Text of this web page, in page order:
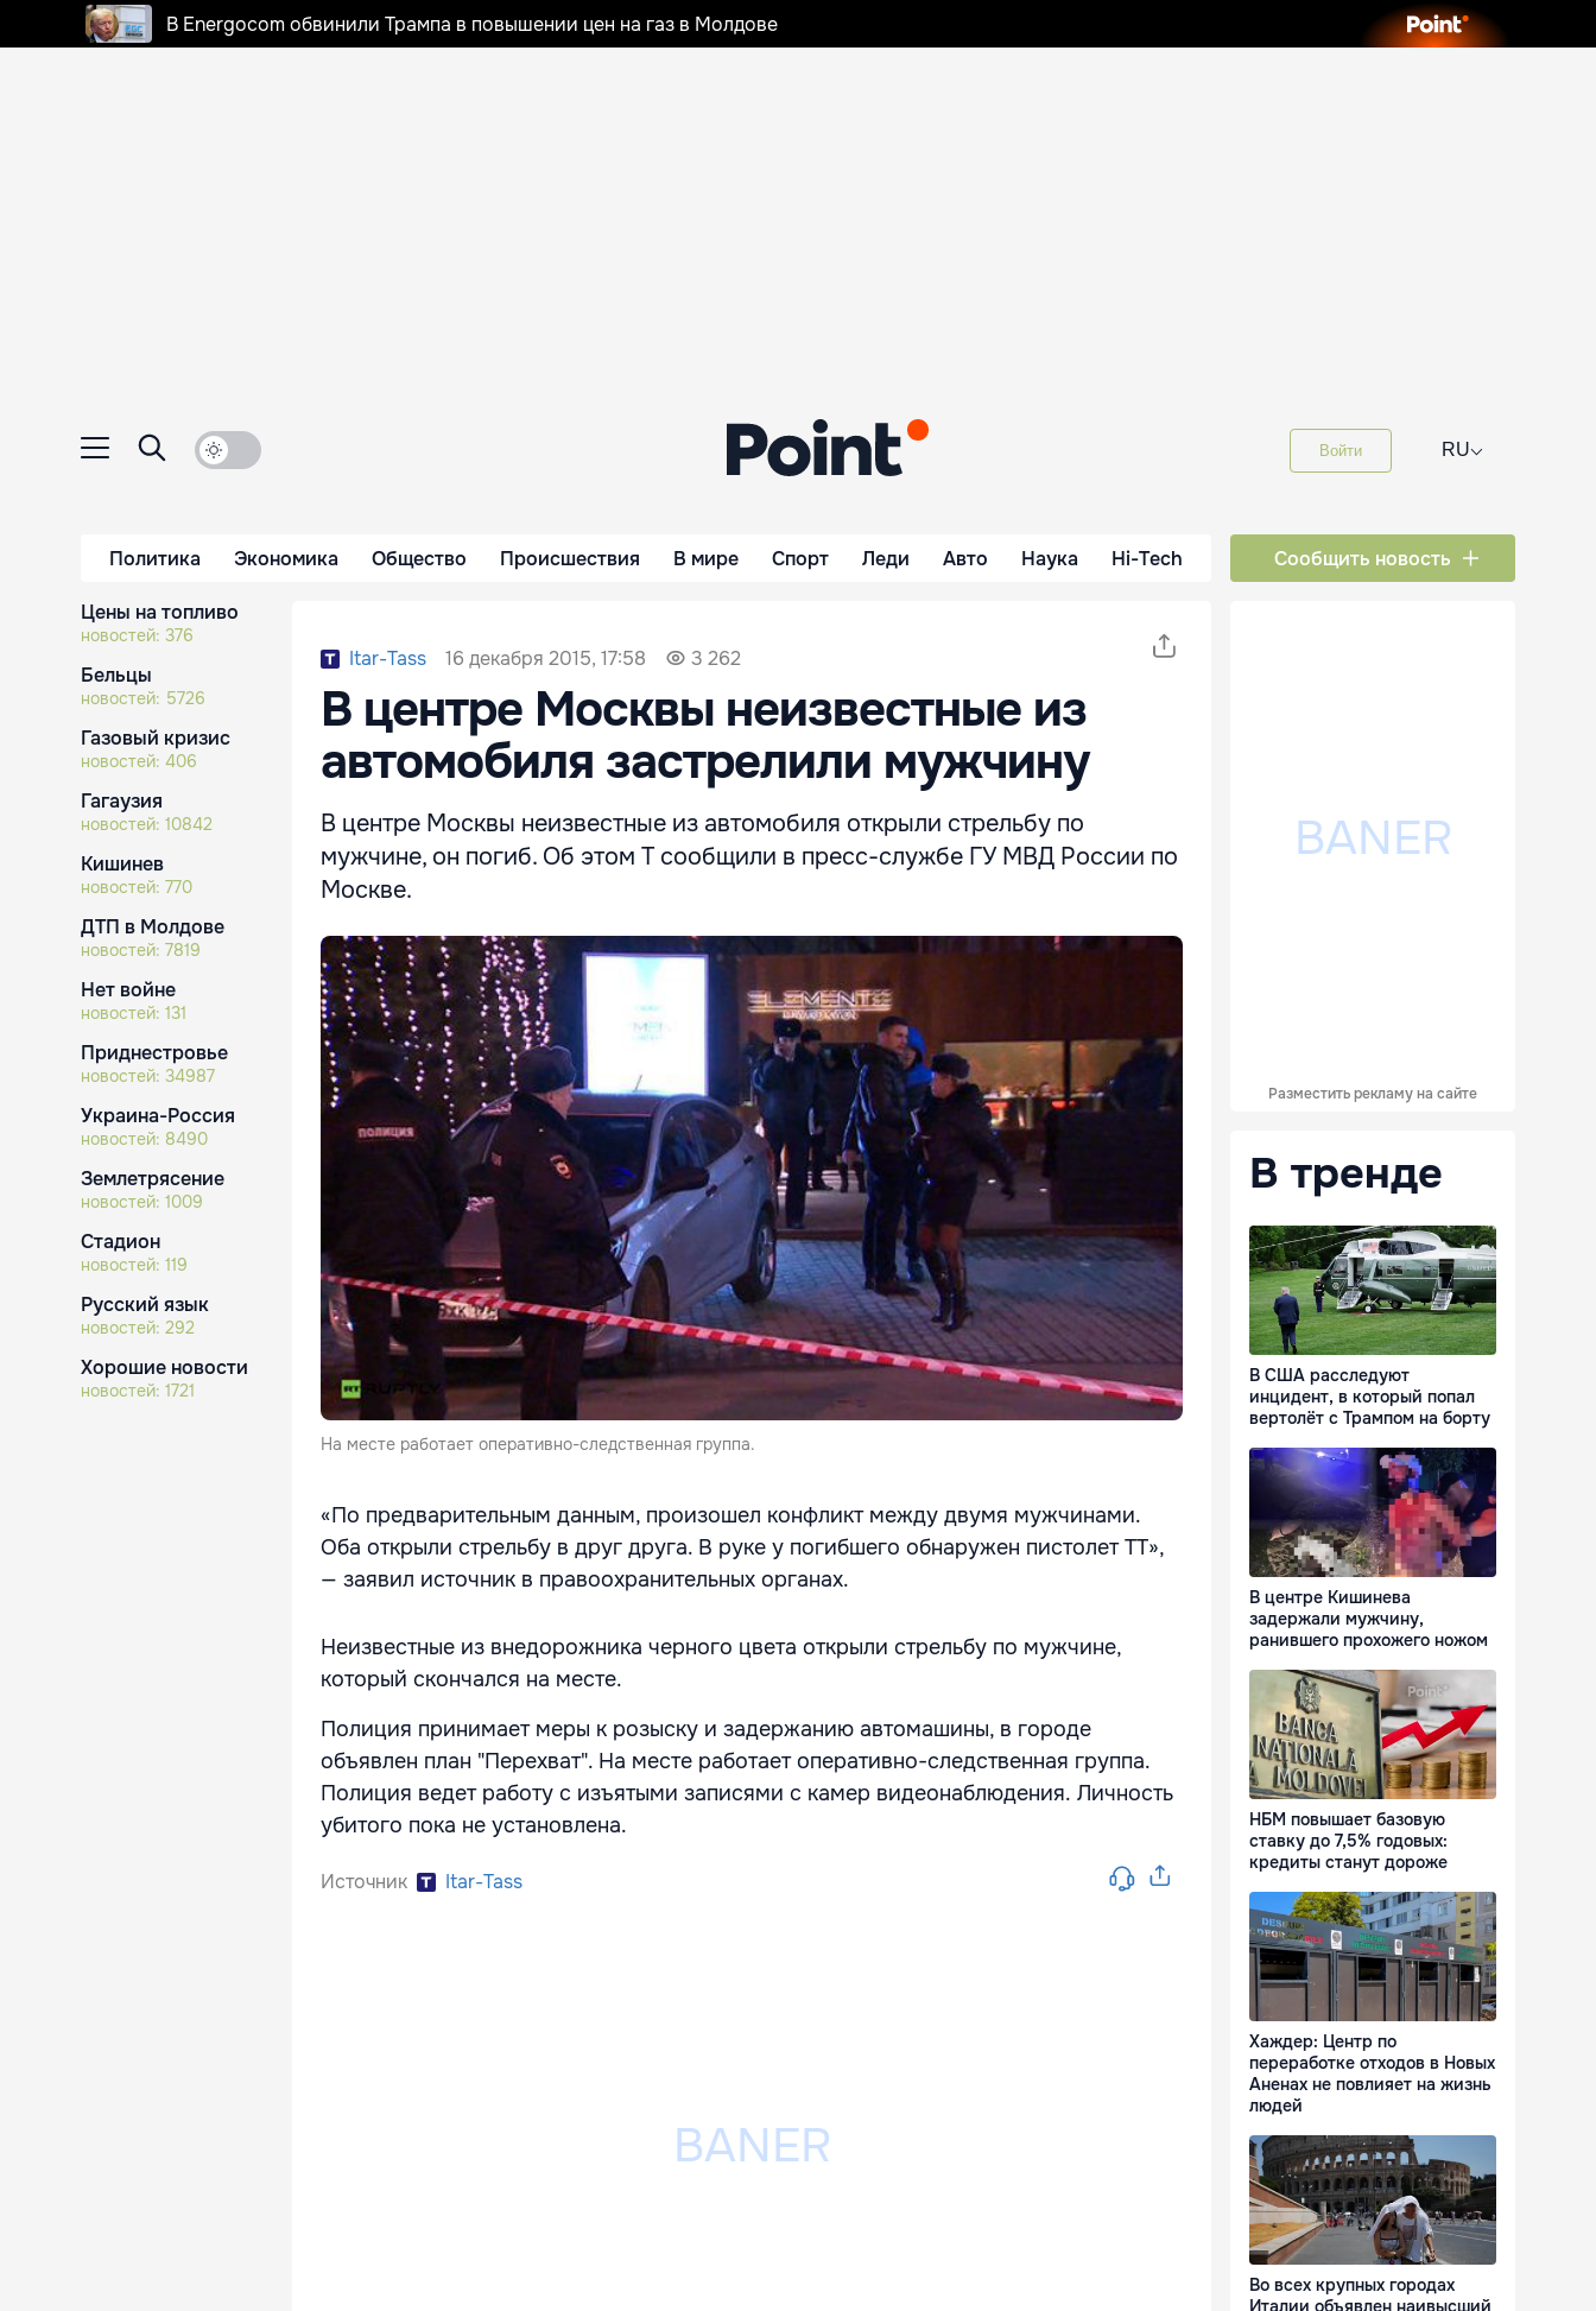
В Energocom обвинили Трампа в повышении цен на газ в Молдове
Войти RU⌵
Политика Экономика Общество Происшествия В мире Спорт Леди Авто Наука Hi-Tech Сообщить новость
Цены на топливо
новостей: 376
Бельцы
новостей: 5726
Газовый кризис
новостей: 406
Гагаузия
новостей: 10842
Кишинев
новостей: 770
ДТП в Молдове
новостей: 7819
Нет войне
новостей: 131
Приднестровье
новостей: 34987
Украина-Россия
новостей: 8490
Землетрясение
новостей: 1009
Стадион
новостей: 119
Русский язык
новостей: 292
Хорошие новости
новостей: 1721
Itar-Tass 16 декабря 2015, 17:58 3 262
В центре Москвы неизвестные из
автомобиля застрелили мужчину
В центре Москвы неизвестные из автомобиля открыли стрельбу по
мужчине, он погиб. Об этом Т сообщили в пресс-службе ГУ МВД России по
Москве.
На месте работает оперативно-следственная группа.
«По предварительным данным, произошел конфликт между двумя мужчинами.
Оба открыли стрельбу в друг друга. В руке у погибшего обнаружен пистолет ТТ»,
— заявил источник в правоохранительных органах.
Неизвестные из внедорожника черного цвета открыли стрельбу по мужчине,
который скончался на месте.
Полиция принимает меры к розыску и задержанию автомашины, в городе
объявлен план "Перехват". На месте работает оперативно-следственная группа.
Полиция ведет работу с изъятыми записями с камер видеонаблюдения. Личность
убитого пока не установлена.
Источник Itar-Tass
Разместить рекламу на сайте
В тренде
В США расследуют
инцидент, в который попал
вертолёт с Трампом на борту
В центре Кишинева
задержали мужчину,
ранившего прохожего ножом
НБМ повышает базовую
ставку до 7,5% годовых:
кредиты станут дороже
Хаждер: Центр по
переработке отходов в Новых
Аненах не повлияет на жизнь
людей
Во всех крупных городах
Италии объявлен наивысший